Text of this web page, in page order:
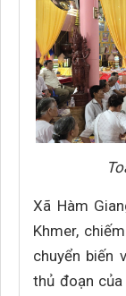
Xã Hàm
Khmer,
chuyển biến
thủ đoạn